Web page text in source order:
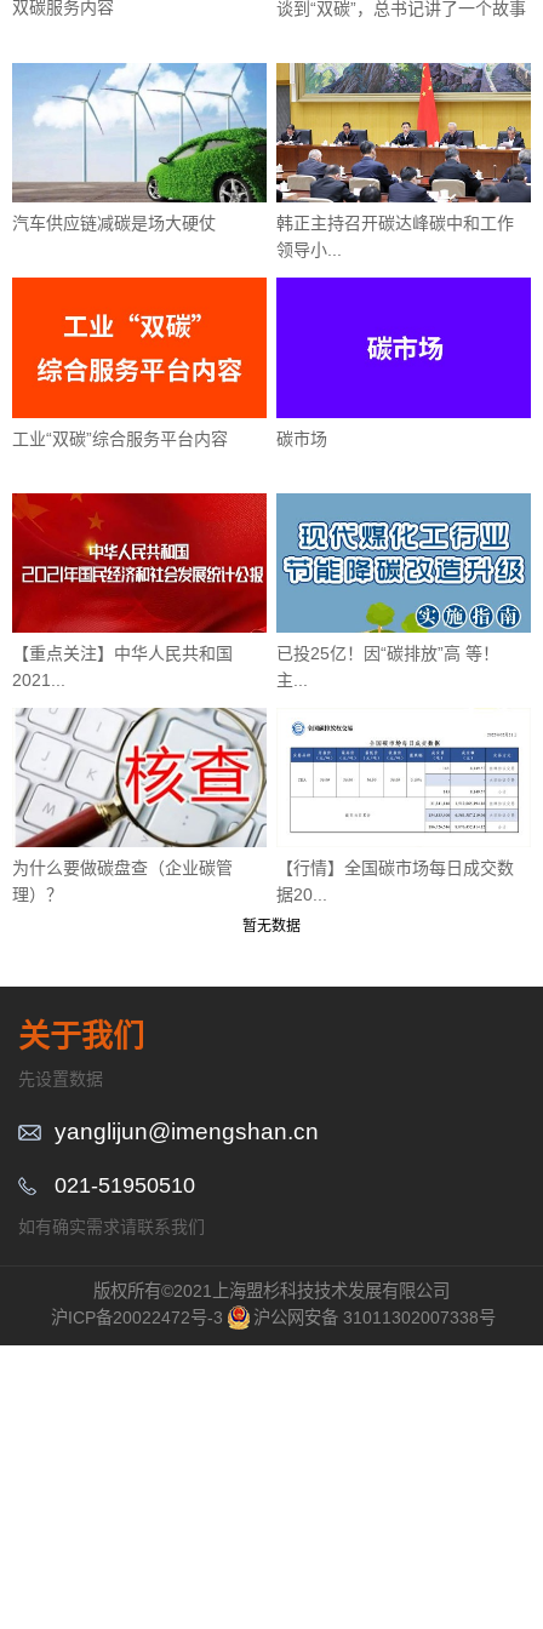
双碳服务内容 谈到“双碳”，总书记讲了一个故事
汽车供应链减碳是场大硬仗
韩正主持召开碳达峰碳中和工作
领导小...
工业“双碳”综合服务平台内容 碳市场
【重点关注】中华人民共和国
2021...
已投25亿！因“碳排放”高 等！
主...
为什么要做碳盘查（企业碳管
理）？
【行情】全国碳市场每日成交数
据20...
暂无数据
关于我们
先设置数据
yanglijun@imengshan.cn
021-51950510
如有确实需求请联系我们
版权所有©2021上海盟杉科技技术发展有限公司
沪ICP备20022472号-3
沪公网安备 31011302007338号